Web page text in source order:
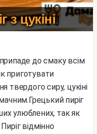
з цукіні
приготувати
твердого сиру, цукіні
пиріг
улюблених, так як
відмінно